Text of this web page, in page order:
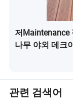
저Maintenance
나무 야외 데크
관련 검색어